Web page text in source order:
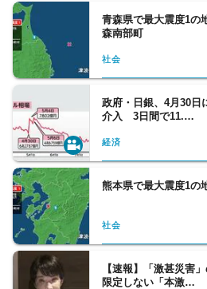
海外の最新ニュー
青森県で最大震度1
森南部町
社会
政府・日銀、4月30日
介入 3日間で11.…
経済
熊本県で最大震度1
社会
【速報】「激甚災害
限定しない「本激…